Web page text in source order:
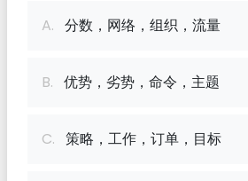
A. 分数，网络，组织，流量
B. 优势，劣势，命令，主题
C. 策略，工作，订单，目标